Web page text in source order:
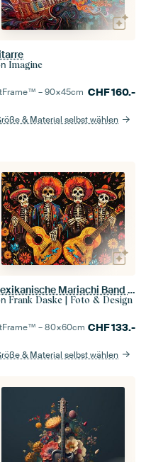
Imagine
–90×45cm CHF160.-
& Material selbst wählen
Mexikanische Mariachi Band am Dia de los Muertos
Frank Daske | Foto & Design
–80×60cm CHF133.-
& Material selbst wählen